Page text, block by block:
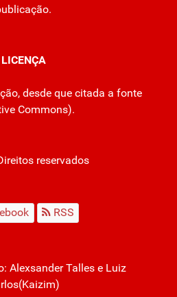
LICENÇA
desde que citada a fonte
Commons).
reservados
RSS
Alexsander Talles e Luiz